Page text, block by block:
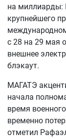
на миллиарды:
крупнейшего
с 28 на 29 мая
внешнее
блэкаут.
МАГАТЭ
начала
время
временно
отметил